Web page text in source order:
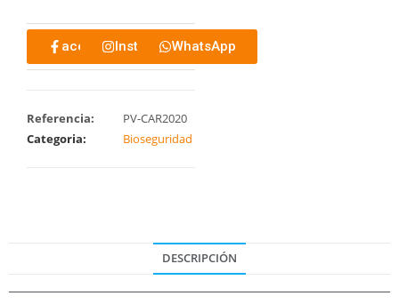
acebook InstagramWhatsApp
Referencia:
PV-CAR2020
Categoria:
Bioseguridad
DESCRIPCIÓN